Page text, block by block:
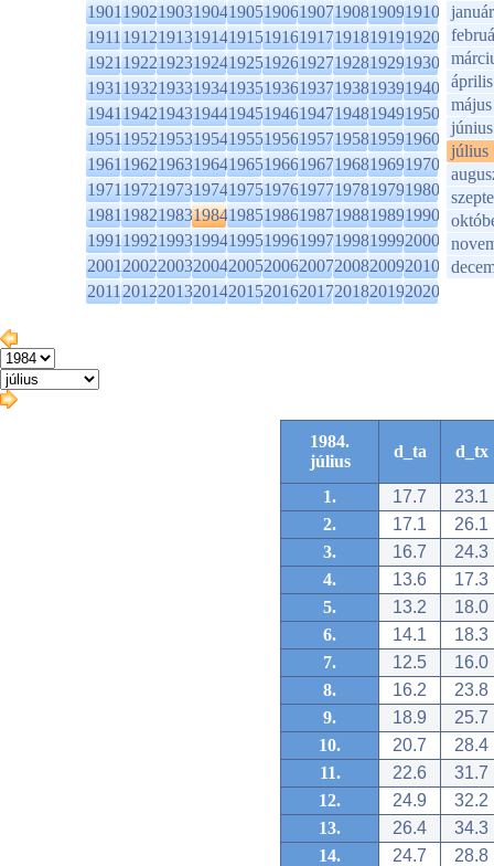
1901190219031904190519061907190819091910
1911191219131914191519161917191819191920
1921192219231924192519261927192819291930
1931193219331934193519361937193819391940
1941194219431944194519461947194819491950
1951195219531954195519561957195819591960
1961196219631964196519661967196819691970
1971197219731974197519761977197819791980
1981198219831984198519861987198819891990
1991199219931994199519961997199819992000
2001200220032004200520062007200820092010
2011201220132014201520162017201820192020
január
április
május
június
július
1984.
július
d_ta d_tx
1. 17.7
23.1
2.
17.1
26.1
3.
16.7
24.3
4.
13.6
17.3
5.
13.2
18.0
6.
14.1
18.3
7.
12.5
16.0
8.
16.2
23.8
9.
18.9
25.7
10.
20.7
28.4
11.
22.6
31.7
12.
24.9
32.2
13.
26.4
34.3
14.
24.7
28.8